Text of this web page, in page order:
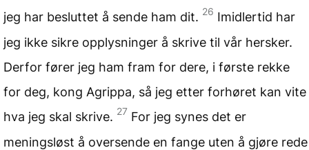
jeg har besluttet å sende ham dit. 26 Imidlertid har
jeg ikke sikre opplysninger å skrive til vår hersker.
Derfor fører jeg ham fram for dere, i første rekke
for deg, kong Agrippa, så jeg etter forhøret kan vite
hva jeg skal skrive. 27 For jeg synes det er
meningsløst å oversende en fange uten å gjøre rede